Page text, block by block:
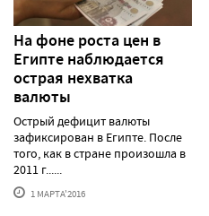
На фоне роста цен в
Египте наблюдается
острая нехватка
валюты
Острый дефицит валюты
зафиксирован в Египте. После
того, как в стране произошла в
2011 г......
1 МАРТА'2016